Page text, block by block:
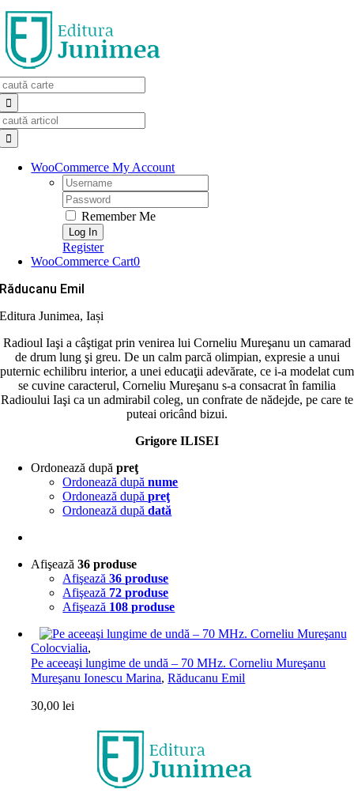
Skip
to
content
WooCommerce My Account
Username:
Password:
Remember Me
Register
WooCommerce Cart0
Răducanu Emil
Editura Junimea, Iași
Radioul Iaşi a câştigat prin venirea lui Corneliu Mureşanu un camarad
de drum lung şi greu. De un calm parcă olimpian, expresie a unui
puternic echilibru interior, a unei educaţii adevărate, ce i-a modelat cum
se cuvine caracterul, Corneliu Mureşanu s-a consacrat în familia
Radioului Iaşi ca un admirabil coleg, un confrate de nădejde, pe care te
puteai oricând bizui.
Grigore ILISEI
Ordonează dupăpreţ
Ordonează dupănume
Ordonează dupăpreţ
Ordonează dupădată
Afişează36 produse
Afişează36 produse
Afişează 72 produse
Afişează 108 produse
Colocvialia,
Pe aceeaşi lungime de undă – 70 MHz. Corneliu Mureşanu
Mureşanu Ionescu Marina,Răducanu Emil
30,00lei